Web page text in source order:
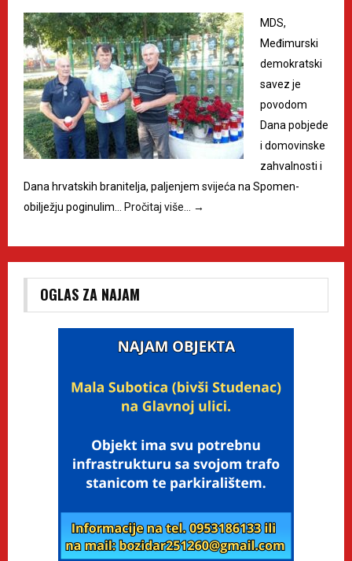
MDS,
Međimurski
demokratski
savez je
povodom
Dana pobjede
i domovinske
zahvalnosti i
Dana hrvatskih branitelja, paljenjem svijeća na Spomen-
obilježju poginulim…
Pročitaj više… →
OGLAS ZA NAJAM